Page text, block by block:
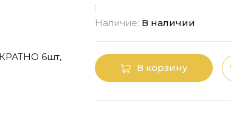
:
Наличие: В наличии
В корзину